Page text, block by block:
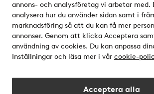
annons- och analysföretag vi arbetar
analysera hur du använder sidan samt i
marknadsföring så att du kan få mer
annonser. Genom att klicka Acceptera
användning av cookies. Du kan anpassa
Inställningar och läsa mer i vår cookie-
Acceptera alla
Vill du veta mer om våra
elpy